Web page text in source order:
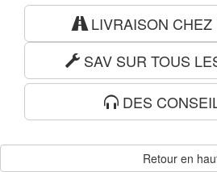
LIVRAISON CHEZ
SAV SUR TOUS
DES
Retour en